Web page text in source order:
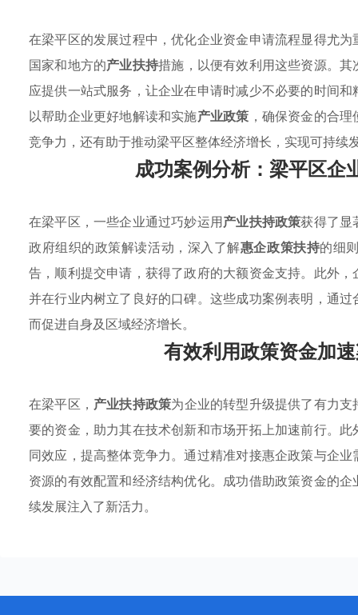
在梁平区的发展过程中，优化企业资金申请流程显得尤
国家和地方的产业扶持措施，以便有效利用这些资源。
应提供一站式服务，让企业在申请时减少不必要的时间
以帮助企业更好地解读和实施产业政策 ，确保资金的合
竞争力，还有助于推动梁平区整体经济增长，实现可持续
成功案例分析：梁平区企
在梁平区，一些企业通过巧妙运用产业扶持政策获得了显
政府组织的政策解读活动，深入了解惠企政策扶持的细
告，顺利提交申请，获得了政府的大额资金支持。此外
并在行业内树立了良好的口碑。这些成功案例表明，通
而促进自身及区域经济增长。
有效利用政策资金加
在梁平区， 产业扶持政策为企业的转型升级提供了有力支
要的资金，助力其在技术创新和市场开拓上加速前行。此
同效应，提高整体竞争力。通过精准对接惠企政策与企
资源的有效配置和经济结构优化。成功借助政策资金的
续发展注入了新活力。